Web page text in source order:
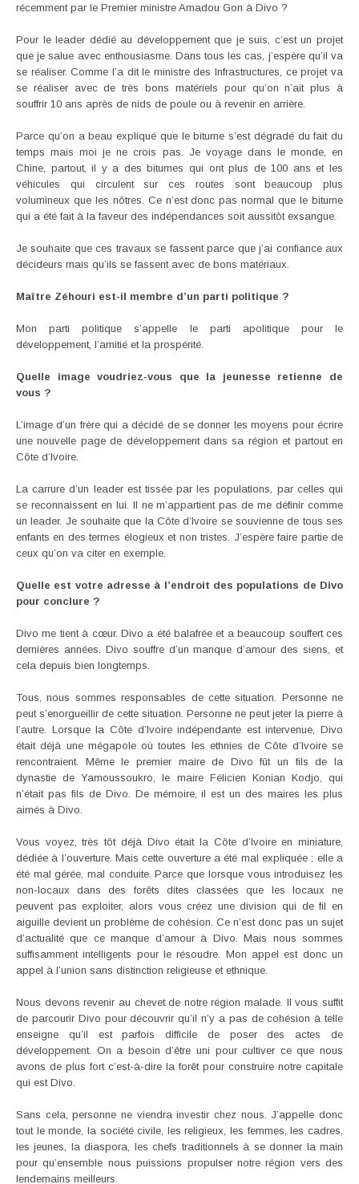
récemment par le Premier ministre Amadou Gon à Divo ?
Pour le leader dédié au développement que je suis, c’est un projet
que je salue avec enthousiasme. Dans tous les cas, j’espère qu’il va
se réaliser. Comme l’a dit le ministre des Infrastructures, ce projet va
se réaliser avec de très bons matériels pour qu’on n’ait plus à
souffrir 10 ans après de nids de poule ou à revenir en arrière.
Parce qu’on a beau expliqué que le bitume s’est dégradé du fait du
temps mais moi je ne crois pas. Je voyage dans le monde, en
Chine, partout, il y a des bitumes qui ont plus de 100 ans et les
véhicules qui circulent sur ces routes sont beaucoup plus
volumineux que les nôtres. Ce n’est donc pas normal que le bitume
qui a été fait à la faveur des indépendances soit aussitôt exsangue.
Je souhaite que ces travaux se fassent parce que j’ai confiance aux
décideurs mais qu’ils se fassent avec de bons matériaux.
Maître Zéhouri est-il membre d’un parti politique ?
Mon parti politique s’appelle le parti apolitique pour le
développement, l’amitié et la prospérité.
Quelle image voudriez-vous que la jeunesse retienne de
vous ?
L’image d’un frère qui a décidé de se donner les moyens pour écrire
une nouvelle page de développement dans sa région et partout en
Côte d’Ivoire.
La carrure d’un leader est tissée par les populations, par celles qui
se reconnaissent en lui. Il ne m’appartient pas de me définir comme
un leader. Je souhaite que la Côte d’Ivoire se souvienne de tous ses
enfants en des termes élogieux et non tristes. J’espère faire partie de
ceux qu’on va citer en exemple.
Quelle est votre adresse à l’endroit des populations de Divo
pour conclure ?
Divo me tient à cœur. Divo a été balafrée et a beaucoup souffert ces
dernières années. Divo souffre d’un manque d’amour des siens, et
cela depuis bien longtemps.
Tous, nous sommes responsables de cette situation. Personne ne
peut s’enorgueillir de cette situation. Personne ne peut jeter la pierre à
l’autre. Lorsque la Côte d’Ivoire indépendante est intervenue, Divo
était déjà une mégapole où toutes les ethnies de Côte d’Ivoire se
rencontraient. Même le premier maire de Divo fût un fils de la
dynastie de Yamoussoukro, le maire Félicien Konian Kodjo, qui
n’était pas fils de Divo. De mémoire, il est un des maires les plus
aimés à Divo.
Vous voyez, très tôt déjà Divo était la Côte d’Ivoire en miniature,
dédiée à l’ouverture. Mais cette ouverture a été mal expliquée ; elle a
été mal gérée, mal conduite. Parce que lorsque vous introduisez les
non-locaux dans des forêts dites classées que les locaux ne
peuvent pas exploiter, alors vous créez une division qui de fil en
aiguille devient un problème de cohésion. Ce n’est donc pas un sujet
d’actualité que ce manque d’amour à Divo. Mais nous sommes
suffisamment intelligents pour le résoudre. Mon appel est donc un
appel à l’union sans distinction religieuse et ethnique.
Nous devons revenir au chevet de notre région malade. Il vous suffit
de parcourir Divo pour découvrir qu’il n’y a pas de cohésion à telle
enseigne qu’il est parfois difficile de poser des actes de
développement. On a besoin d’être uni pour cultiver ce que nous
avons de plus fort c’est-à-dire la forêt pour construire notre capitale
qui est Divo.
Sans cela, personne ne viendra investir chez nous. J’appelle donc
tout le monde, la société civile, les religieux, les femmes, les cadres,
les jeunes, la diaspora, les chefs traditionnels à se donner la main
pour qu’ensemble nous puissions propulser notre région vers des
lendemains meilleurs.